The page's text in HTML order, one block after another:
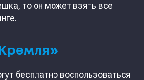
то он может взять все
бесплатно воспользоваться